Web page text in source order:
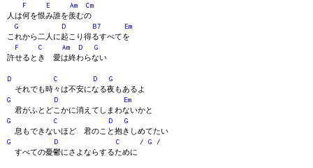
F
E Am
Cm
人は何を恨み誰を羨むの
G
D B7
Em
これから二人に起こり得るすべてを
F
C Am D
G
許せるとき 愛は終わらない
D C D
G
それでも時々は不安になる夜もあるよ
G
D
Em
君がふとどこかに消えてしまわないかと
G
C D
G
息もできないほど 君のこと抱きしめてたい
G
D C / G /
すべての憂鬱にさよならするために